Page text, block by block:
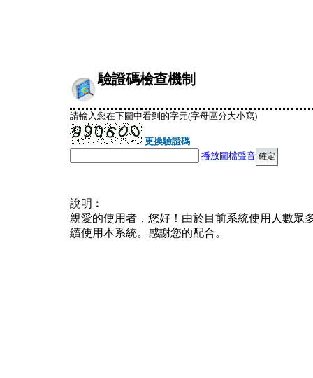
驗證碼檢查機制
請輸入您在下圖中看到的字元(字母區分大小寫)
更換驗證碼
播放圖檔聲音
說明︰
親愛的使用者，您好！由於目前系統使用人數眾
續使用本系統。感謝您的配合。